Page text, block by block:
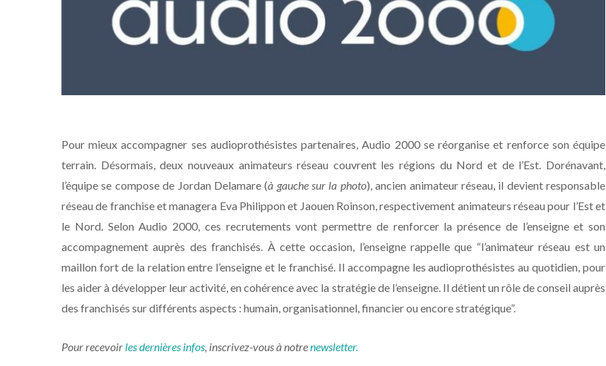
Pour mieux accompagner ses audioprothésistes partenaires, Audio 2000 se réorganise et renforce son équipe
terrain. Désormais, deux nouveaux animateurs réseau couvrent les régions du Nord et de l’Est. Dorénavant,
l’équipe se compose de Jordan Delamare (à gauche sur la photo), ancien animateur réseau, il devient responsable
réseau de franchise et managera Eva Philippon et Jaouen Roinson, respectivement animateurs réseau pour l’Est et
le Nord. Selon Audio 2000, ces recrutements vont permettre de renforcer la présence de l’enseigne et son
accompagnement auprès des franchisés. À cette occasion, l’enseigne rappelle que “l’animateur réseau est un
maillon fort de la relation entre l’enseigne et le franchisé. Il accompagne les audioprothésistes au quotidien, pour
les aider à développer leur activité, en cohérence avec la stratégie de l’enseigne. Il détient un rôle de conseil auprès
des franchisés sur différents aspects : humain, organisationnel, financier ou encore stratégique”.
Pour recevoirles dernières infos, inscrivez-vous à notrenewsletter.